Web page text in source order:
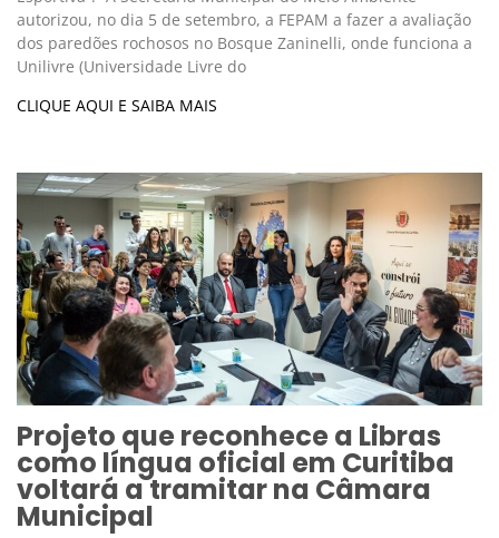
autorizou, no dia 5 de setembro, a FEPAM a fazer a avaliação
dos paredões rochosos no Bosque Zaninelli, onde funciona a
Unilivre (Universidade Livre do
CLIQUE AQUI E SAIBA MAIS
Projeto que reconhece a Libras
como língua oficial em Curitiba
voltará a tramitar na Câmara
Municipal